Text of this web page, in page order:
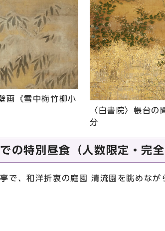
画《雪中梅竹柳小
〈白書院〉帳台の
分
の特別昼食（人数限定・完全
で、和洋折衷の庭園 清流園を眺めなが